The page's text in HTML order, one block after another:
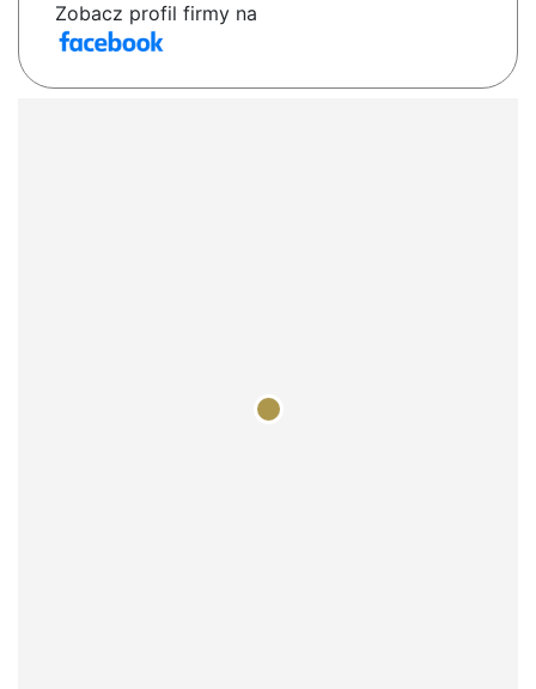
Zobacz profil firmy na